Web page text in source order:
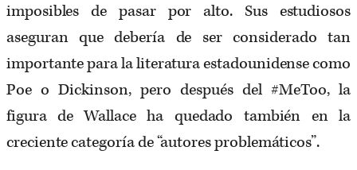
imposibles de pasar por alto. Sus estudiosos
aseguran que debería de ser considerado tan
importante para la literatura estadounidense como
Poe o Dickinson, pero después del #MeToo, la
figura de Wallace ha quedado también en la
creciente categoría de “autores problemáticos”.